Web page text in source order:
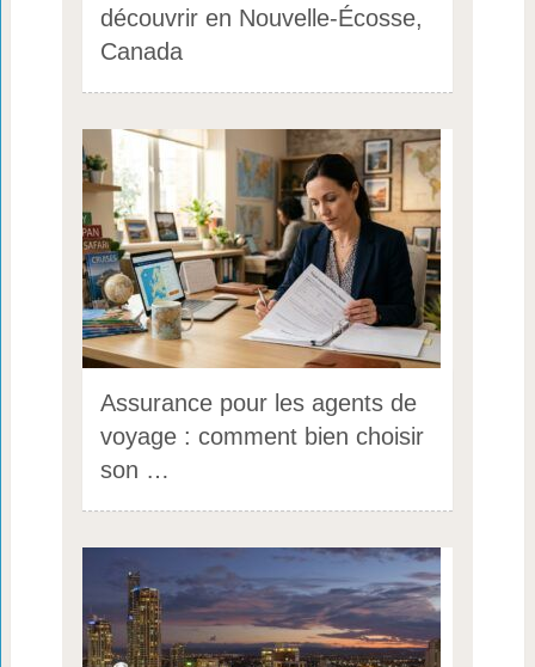
découvrir en Nouvelle-Écosse,
Canada
Assurance pour les agents de
voyage : comment bien choisir
son …